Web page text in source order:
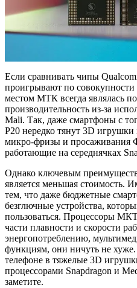
Если сравнивать чипы
проигрывают по
местом МТК всегда являлась
производительность из-за
Mali. Так, даже смартфоны с
P20 нередко тянут 3D
микро-фризы и просаживания
работающие на середнячках
Однако ключевым
является меньшая
тем, что даже бюджетные
безглючные устройства,
пользоваться. Процессоры
части плавности и скорости
энергопотреблению,
функциям, они ничуть не
телефоне в тяжелые 3D
процессорами Snapdragon и
заметите.